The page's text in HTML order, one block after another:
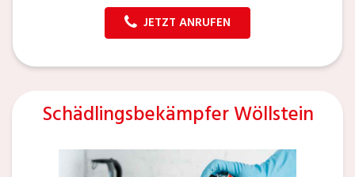
JETZT ANRUFEN
Schädlingsbekämpfer Wöllstein